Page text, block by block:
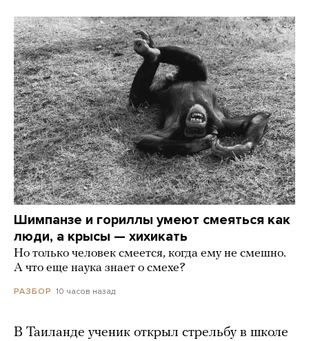
Шимпанзе и гориллы умеют смеяться как
люди, а крысы — хихикать
Но только человек смеется, когда ему не смешно.
А что еще наука знает о смехе?
РАЗБОР 10 часов назад
В Таиланде ученик открыл стрельбу в школе